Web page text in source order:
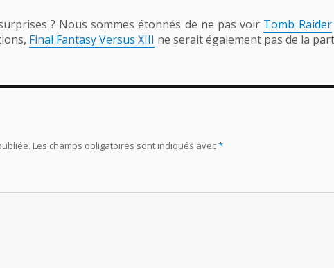
? Nous sommes étonnés de ne pas voir Tomb Raider
Final Fantasy Versus XIII ne serait également pas de la
Les champs obligatoires sont indiqués avec*